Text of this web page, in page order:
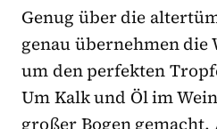
Genug über die
genau übernehmen die
um den perfekten
Um Kalk und Öl im
großer Bogen gemacht.